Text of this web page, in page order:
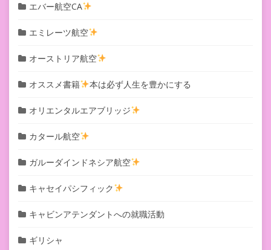
エバー航空CA
エミレーツ航空
オーストリア航空
オススメ書籍 本は必ず人生を豊かにする
オリエンタルエアブリッジ
カタール航空
ガルーダインドネシア航空
キャセイパシフィック
キャビンアテンダントへの就職活動
ギリシャ